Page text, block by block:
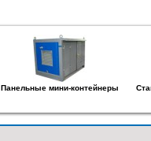
Панельные мини-контейнеры